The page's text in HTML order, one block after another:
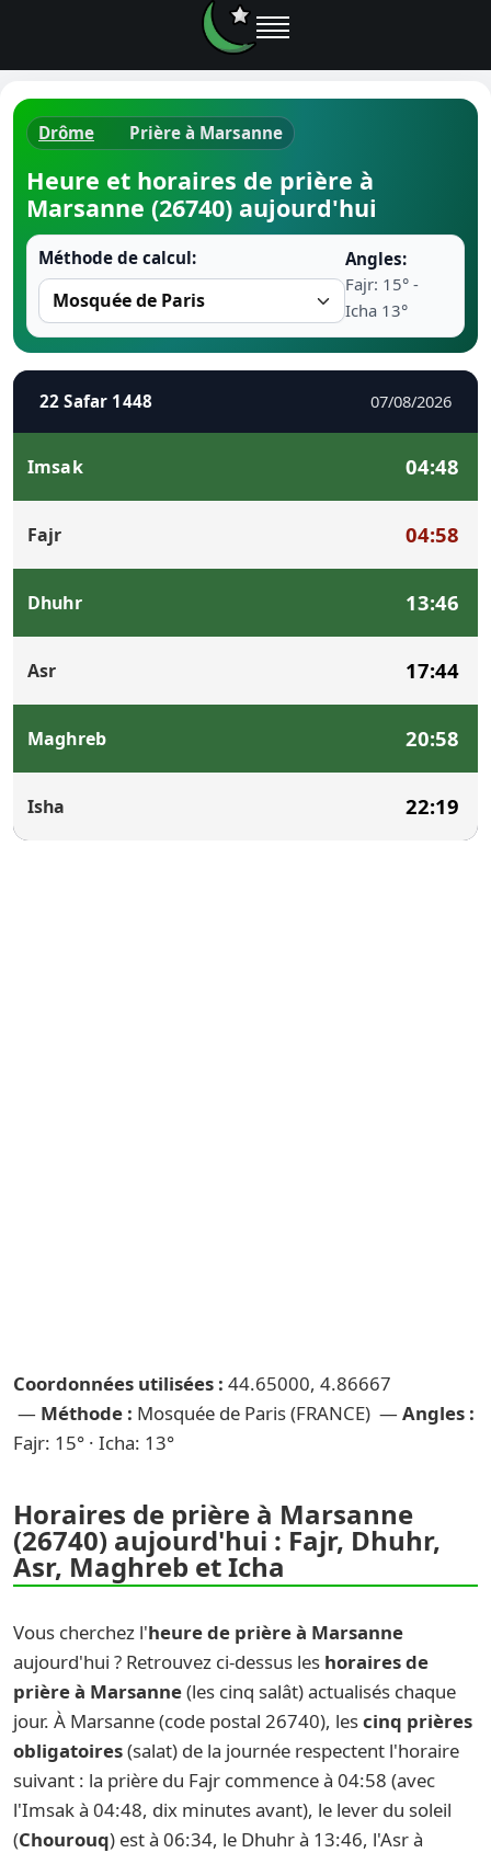
Ramadan
Comment
Drôme Prière à Marsanne
Heure et horaires de prière à
Marsanne (26740) aujourd'hui
Méthode de calcul:
Angles:
Fajr: 15° -
Icha 13°
22 Safar 1448 07/08/2026
Imsak 04:48
Fajr 04:58
Dhuhr 13:46
Asr 17:44
Maghreb 20:58
Isha 22:19
Coordonnées utilisées : 44.65000, 4.86667
— Méthode : Mosquée de Paris (FRANCE) — Angles :
Fajr: 15° · Icha: 13°
Horaires de prière à Marsanne
(26740) aujourd'hui : Fajr, Dhuhr,
Asr, Maghreb et Icha
Vous cherchez l'heure de prière à Marsanne
aujourd'hui ? Retrouvez ci-dessus les horaires de
prière à Marsanne(les cinq salât) actualisés chaque
jour. À Marsanne (code postal 26740), lescinq prières
obligatoires(salat) de la journée respectent l'horaire
suivant : la prière du Fajr commence à 04:58 (avec
l'Imsak à 04:48, dix minutes avant), le lever du soleil
(Chourouq) est à 06:34, le Dhuhr à 13:46, l'Asr à